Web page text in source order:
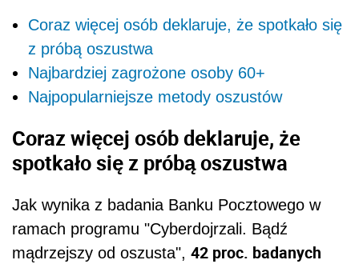
Coraz więcej osób deklaruje, że spotkało się
z próbą oszustwa
Najbardziej zagrożone osoby 60+
Najpopularniejsze metody oszustów
Coraz więcej osób deklaruje, że
spotkało się z próbą oszustwa
Jak wynika z badania Banku Pocztowego w
ramach programu "Cyberdojrzali. Bądź
mądrzejszy od oszusta", 42 proc. badanych